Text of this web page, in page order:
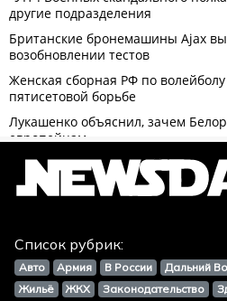
Список рубрик:
Авто Армия В России Дальний
Жильё
ЖКХ Законодательство